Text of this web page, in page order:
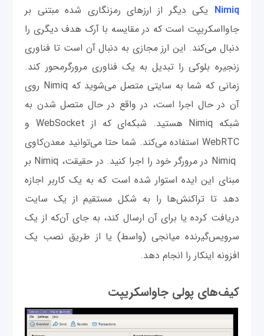
Nimiq یکی دیگر از ارزهای رمزنگاری شده مبتنی بر
جاوااسکریپت است که در مقایسه با آرک هدف دیگری را
دنبال می‌کند. این ارز مجازی به دنبال آن است تا فناوری
زنجیره بلوکی را تبدیل به یک فناوری مرورگرمحور کند.
زمانی که شما به سایتی متصل می‌شوید که Nimiq روی
آن در حال اجرا است، در واقع در حال متصل شدن به
شبکه Nimiq هستید. شبکه‌ای که از WebSocket و
WebRTC استفاده می‌کند. شما حتا می‌توانید معدن‌کاوی
Nimiq در مرورگر خود را اجرا کنید. در حقیقت، Nimiq بر
مبنای این ایده استوار شده است که به یک کاربر اجازه
دهد تا تراکنش‌ها را به شکل مستقیم از یک سایت
دریافت کرده یا برای آن ارسال کند، به جای آن‌که از یک
سرویس‌گیرنده میانجی (واسط) یا از طریق نصب یک
افزونه اینکار را انجام دهد.
کیف‌های پولی جاواسکریپت